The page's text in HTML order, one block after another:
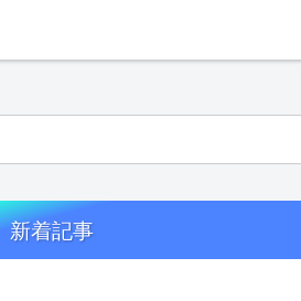
新着記事